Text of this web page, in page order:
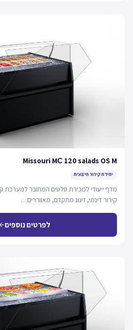
Missouri MС 120 salads OS M
יחידת קירור חיצונית
מדף ייעודי למכירת סלטים המחובר למערכת
קירור דינמי, זיגוג מתקדם, מאווררים…
לפרטים נוספיםarrow_back